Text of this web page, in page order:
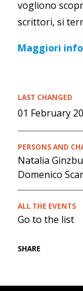
vogliono
scrittori, si
Maggiori
LAST CHANGED
01 February
PERSONS AND
Natalia
Domenico
ALL THE EVENTS
Go to the list
SHARE